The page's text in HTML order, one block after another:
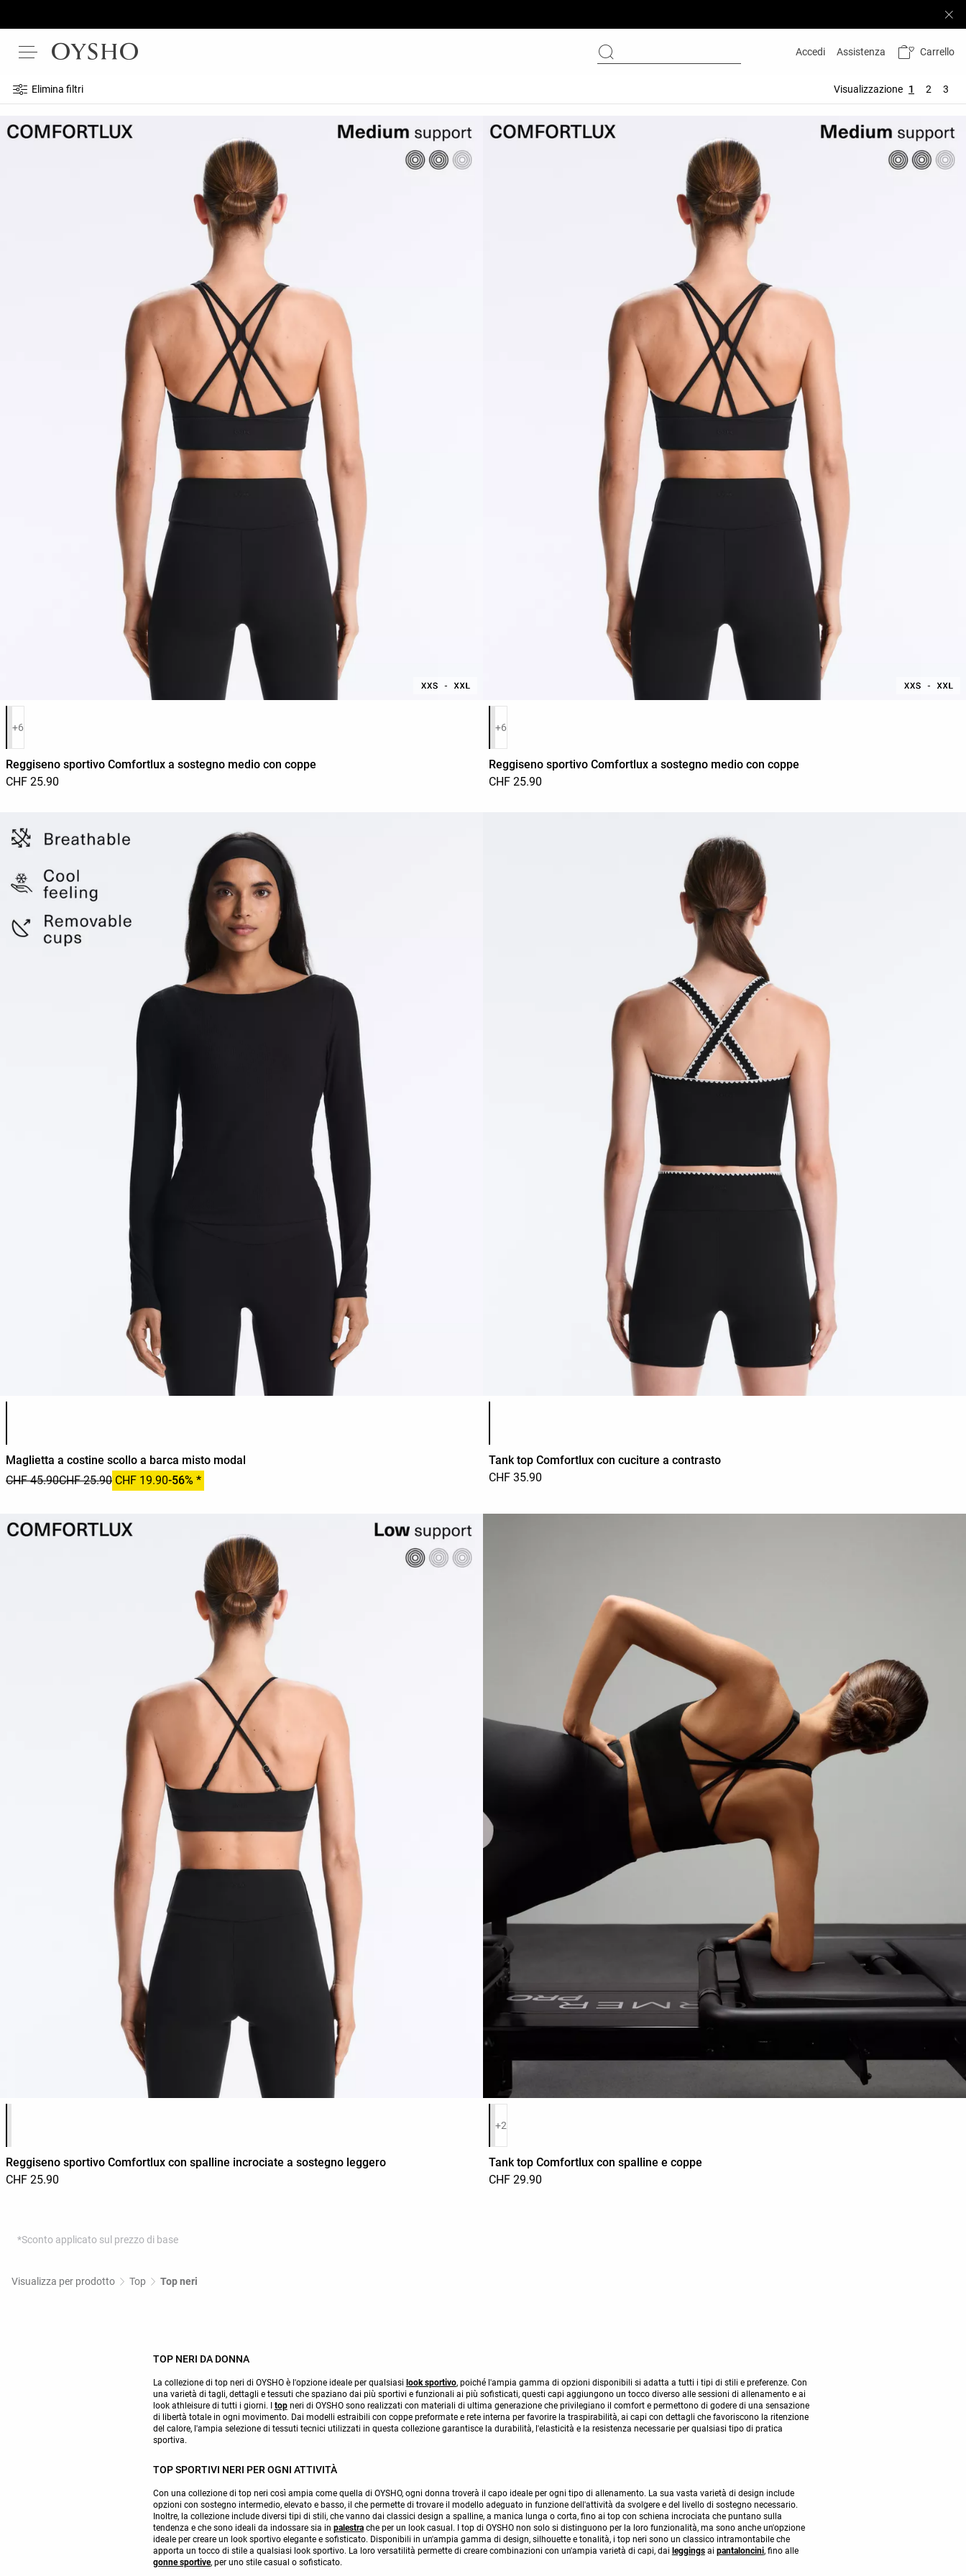
Accedi Assistenza Carrello
Elimina filtri Visualizzazione 1 2 3
Elenco dei colori del prodotto
+6
Reggiseno sportivo Comfortlux a sostegno medio con coppe
CHF 25.90
Elenco dei colori del prodotto
+6
Reggiseno sportivo Comfortlux a sostegno medio con coppe
CHF 25.90
Maglietta a costine scollo a barca misto modal
CHF 45.90CHF 25.90 CHF 19.90-56% *
Tank top Comfortlux con cuciture a contrasto
CHF 35.90
Reggiseno sportivo Comfortlux con spalline incrociate a sostegno leggero
CHF 25.90
Elenco dei colori del prodotto
+2
Tank top Comfortlux con spalline e coppe
CHF 29.90
*Sconto applicato sul prezzo di base
Visualizza per prodotto Top Top neri
TOP NERI DA DONNA
La collezione di top neri di OYSHO è l'opzione ideale per qualsiasi look sportivo, poiché l'ampia gamma di opzioni disponibili si adatta a tutti i tipi di stili e preferenze. Con
una varietà di tagli, dettagli e tessuti che spaziano dai più sportivi e funzionali ai più sofisticati, questi capi aggiungono un tocco diverso alle sessioni di allenamento e ai
look athleisure di tutti i giorni. I topneri di OYSHO sono realizzati con materiali di ultima generazione che privilegiano il comfort e permettono di godere di una sensazione
di libertà totale in ogni movimento. Dai modelli estraibili con coppe preformate e rete interna per favorire la traspirabilità, ai capi con dettagli che favoriscono la ritenzione
del calore, l'ampia selezione di tessuti tecnici utilizzati in questa collezione garantisce la durabilità, l'elasticità e la resistenza necessarie per qualsiasi tipo di pratica
sportiva.
TOP SPORTIVI NERI PER OGNI ATTIVITÀ
Con una collezione di top neri così ampia come quella di OYSHO, ogni donna troverà il capo ideale per ogni tipo di allenamento. La sua vasta varietà di design include
opzioni con sostegno intermedio, elevato e basso, il che permette di trovare il modello adeguato in funzione dell'attività da svolgere e del livello di sostegno necessario.
Inoltre, la collezione include diversi tipi di stili, che vanno dai classici design a spalline, a manica lunga o corta, fino ai top con schiena incrociata che puntano sulla
tendenza e che sono ideali da indossare sia in palestrache per un look casual. I top di OYSHO non solo si distinguono per la loro funzionalità, ma sono anche un'opzione
ideale per creare un look sportivo elegante e sofisticato. Disponibili in un'ampia gamma di design, silhouette e tonalità, i top neri sono un classico intramontabile che
apporta un tocco di stile a qualsiasi look sportivo. La loro versatilità permette di creare combinazioni con un'ampia varietà di capi, dai leggingsai pantaloncini, fino alle
gonne sportive, per uno stile casual o sofisticato.